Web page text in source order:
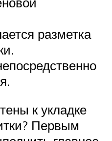
разметка
к укладке
Первым